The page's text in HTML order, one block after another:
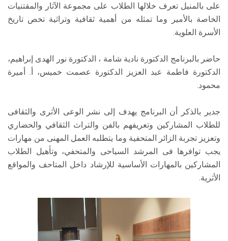
على بالمنيل تعرف خلالها الطلاب على مجموعة الآثار والمقتنيات
الخاصة بالأمير وما تمثله من أهمية ثقافية وتراثية تخص تاريخ
الأسرة العلوية.
حاضر بالبرنامج الدكتورة نادية شامة ، الدكتورة نور الهدى إبراهيم،
الدكتورة فاطمة عبد العزيز الدكتورة عصمت خميس، أ. أميرة
محمود.
جدير بالذكر أن البرنامج يهدف إلى نشر الوعى الأثرى والثقافى
للطلاب المشاركين وتعريفهم بالفن والتراث الثقافي والحضاري
وتعزيز تجربة الزائر المتحفية وما يتطلبه العمل المهنى من مهارات
يجب توافرها فى المرشد السياحى والمتحفي، وتأهيل الطلاب
المشاركين بالمهارات الأساسية للإرشاد داخل المتاحف والمواقع
الأثرية.